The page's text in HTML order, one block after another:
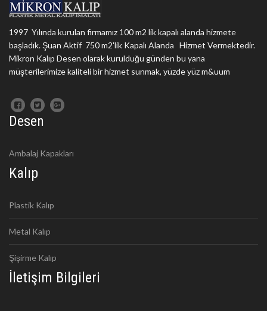
1997 Yılında kurulan firmamız 100 m2 lik kapalı alanda hizmete
başladık. Şuan Aktif 750 m2'lik Kapalı Alanda Hizmet Vermektedir.
Mikron Kalıp Desen olarak kurulduğu günden bu yana
müşterilerimize kaliteli bir hizmet sunmak, yüzde yüz m&uum
Desen
Ambalaj Kapakları
Kalıp
Plastik Kalıp
Metal Kalıp
Şişirme Kalıp
İletişim Bilgileri